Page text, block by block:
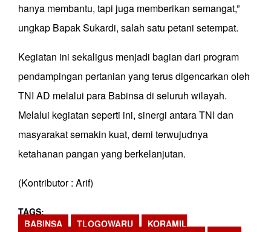
hanya membantu, tapi juga memberikan semangat,”
ungkap Bapak Sukardi, salah satu petani setempat.
Kegiatan ini sekaligus menjadi bagian dari program
pendampingan pertanian yang terus digencarkan oleh
TNI AD melalui para Babinsa di seluruh wilayah.
Melalui kegiatan seperti ini, sinergi antara TNI dan
masyarakat semakin kuat, demi terwujudnya
ketahanan pangan yang berkelanjutan.
(Kontributor : Arif)
TAGS
BABINSA
TLOGOWARU
KORAMIL